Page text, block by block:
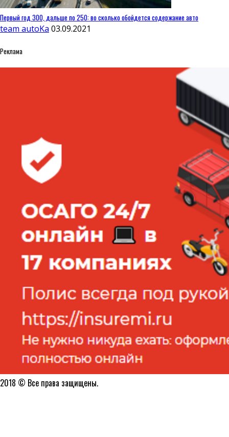
Первый год 300, дальше по 250: во сколько обойдется содержание авто
team autoKa 03.09.2021
Реклама
2018 © Все права защищены.